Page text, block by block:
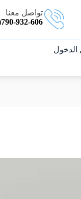
تواصل معنا
790-932-606(962)+